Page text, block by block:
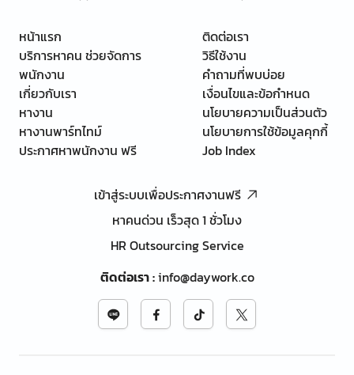
หน้าแรก
บริการหาคน ช่วยจัดการ
พนักงาน
เกี่ยวกับเรา
หางาน
หางานพาร์ทไทม์
ประกาศหาพนักงาน ฟรี
ติดต่อเรา
วิธีใช้งาน
คำถามที่พบบ่อย
เงื่อนไขและข้อกำหนด
นโยบายความเป็นส่วนตัว
นโยบายการใช้ข้อมูลคุกกี้
Job Index
เข้าสู่ระบบเพื่อประกาศงานฟรี
หาคนด่วน เร็วสุด 1 ชั่วโมง
HR Outsourcing Service
ติดต่อเรา:info@daywork.co